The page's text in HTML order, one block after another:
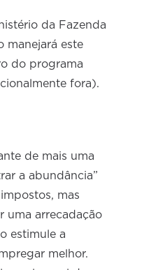
da Fazenda
manejará este
do programa
fora).
de mais uma
a abundância”
mas
uma arrecadação
estimule a
melhor.